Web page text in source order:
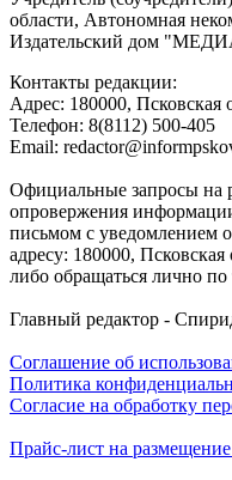
области, Автономная
Издательский дом
Контакты редакции:
Адреc: 180000, Псковская
Телефон: 8(8112) 500-405
Email:
Официальные запросы на
опровержения
письмом с уведомлением
адресу: 180000,
либо обращаться лично по
Главный редактор -
Соглашение об
Политика
Согласие на обработку
Прайс-лист на